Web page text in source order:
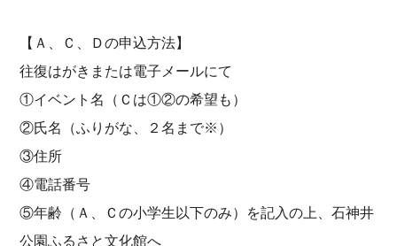
【Ａ、Ｃ、Ｄの申込方法】
往復はがきまたは電子メールにて
①イベント名（Ｃは①②の希望も）
②氏名（ふりがな、２名まで※）
③住所
④電話番号
⑤年齢（Ａ、Ｃの小学生以下のみ）を記入の上、石神井
公園ふるさと文化館へ